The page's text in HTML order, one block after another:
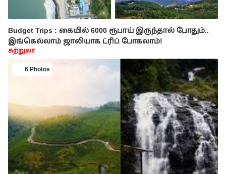
Budget Trips : கையில் 6000 ரூபாய் இருந்தால் போதும்..
இங்கெல்லாம் ஜாலியாக ட்ரிப் போகலாம்!
சுற்றுலா
6 Photos